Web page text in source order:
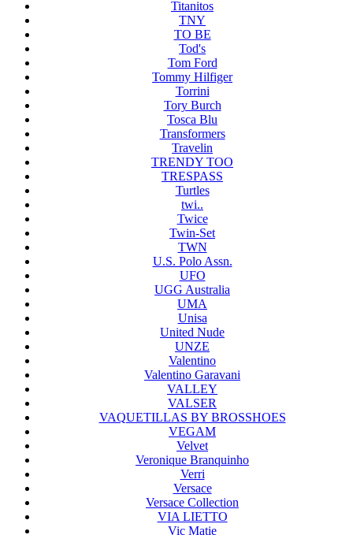
Titanitos
TNY
TO BE
Tod's
Tom Ford
Tommy Hilfiger
Torrini
Tory Burch
Tosca Blu
Transformers
Travelin
TRENDY TOO
TRESPASS
Turtles
twi..
Twice
Twin-Set
TWN
U.S. Polo Assn.
UFO
UGG Australia
UMA
Unisa
United Nude
UNZE
Valentino
Valentino Garavani
VALLEY
VALSER
VAQUETILLAS BY BROSSHOES
VEGAM
Velvet
Veronique Branquinho
Verri
Versace
Versace Collection
VIA LIETTO
Vic Matie